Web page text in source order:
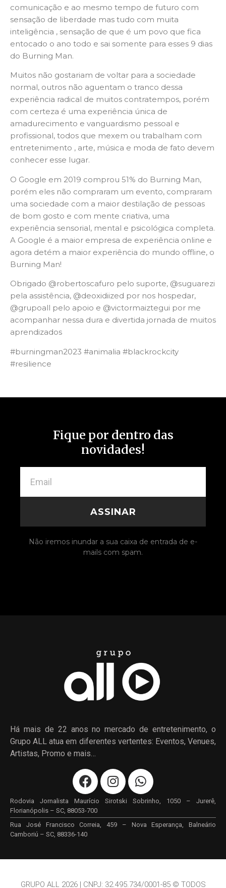
comunicação e ao mesmo tempo de futuro com
sensação de liberdade mas tudo com muita
inteligência , sensação de que é um povo que fica
entocado o ano todo e sai somente para esses 9 dias
do Burning Man.
Muitos não gostariam de voltar para a sociedade
normal, outros não aguentam o tranco dessa
experiência radical de muitos contratempos, porém
com certeza é uma experiência única de
amadurecimento e vanguardismo pessoal e
profissional, todos que mexem ou trabalham com
entretenimento , arte, música e moda de fato devem
conhecer esse lugar.
O Google em 2019 comprou 51% do Burning Man,
porém eles não compraram um evento, compraram
uma sociedade com a maior destilação de pessoas
de bom gosto e com mente criativa, uma
experiência sensorial, mental e psicológica completa.
A Google é a maior empresa de experiência online e
agora detém a maior experiência do mundo offline, o
Burning Man!
Obrigado @robertoscafuro pelo suporte, @suguarezi
pela assistência, @deoxidiized por nos hospedar,
@grupoall pelo apoio e @victormaiztegui por me
acompanhar nessa dura e divertida jornada de muitos
aprendizados
#burningman2023 #animalia #blackrockcity
#resilience
Fique por dentro das
novidades!
ASSINAR
Não iremos inundar a sua caixa de entrada de e-
mails com spam.
Há mais de 22 anos no mercado de entretenimento, o
Grupo ALL atua em diferentes vertentes: Eventos, Venues,
Artistas, Promo e mais…
Rodovia Jornalista Maurício Sirotski Sobrinho, 1050 – Jurerê,
Florianópolis – SC, 88053-700
Rua José Francisco Correia, 459 – Nova Esperança, Balneário
Camboriú – SC, 88336-140
GRUPO ALL 2026 | CNPJ: 32.495.734/0001-85 © TODOS